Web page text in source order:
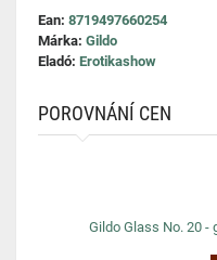
Ean: 8719497660254
Márka: Gildo
Eladó: Erotikashow
POROVNÁNÍ CEN
Gildo Glass No. 20 -